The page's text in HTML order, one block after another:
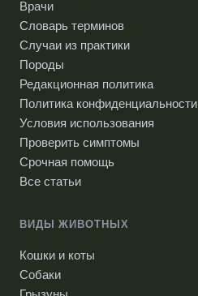
Врачи
Словарь терминов
Случаи из практики
Породы
Редакционная политика
Политика конфиденциальности
Условия использования
Проверить симптомы
Срочная помощь
Все статьи
ВИДЫ ЖИВОТНЫХ
Кошки и коты
Собаки